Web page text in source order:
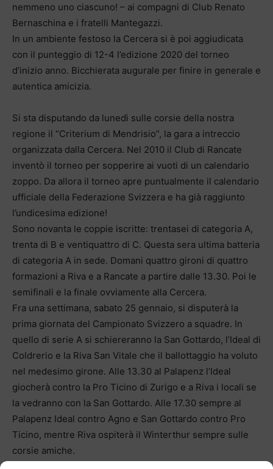
nemmeno uno ciascuno! – ai compagni di Club Renato
Bernaschina e i fratelli Mantegazzi.
In un ambiente festoso la Cercera si è poi aggiudicata
con il punteggio di 12-4 l’edizione 2020 del torneo
d’inizio anno. Bicchierata augurale per finire in generale e
autentica amicizia.
Si sta disputando da lunedì sulle corsie della nostra
regione il “Criterium di Mendrisio”, la gara a intreccio
organizzata dalla Cercera. Nel 2010 il Club di Rancate
inventò il torneo per sopperire ai vuoti di un calendario
zoppo. Da allora il torneo apre puntualmente il calendario
ufficiale della Federazione Svizzera e ha già raggiunto
l’undicesima edizione!
Sono novanta le coppie iscritte: trentasei di categoria A,
trenta di B e ventiquattro di C. Questa sera ultima batteria
di categoria A in sede. Domani quattro gironi di quattro
formazioni a Riva e a Rancate a partire dalle 13.30. Poi le
semifinali e la finale ovviamente alla Cercera.
Fra una settimana, sabato 25 gennaio, si disputerà la
prima giornata del Campionato Svizzero a squadre. In
quello di serie A si schiereranno la San Gottardo, l’Ideal di
Coldrerio e la Riva San Vitale che il ballottaggio ha voluto
nel medesimo girone. Alle 13.30 al Palapenz l’Ideal
giocherà contro la Pro Ticino di Zurigo e a Riva i locali se
la vedranno con la San Gottardo. Alle 17.30 sempre al
Palapenz Ideal contro Agno e San Gottardo contro Pro
Ticino, mentre Riva ospiterà il Winterthur sempre sulle
corsie amiche.